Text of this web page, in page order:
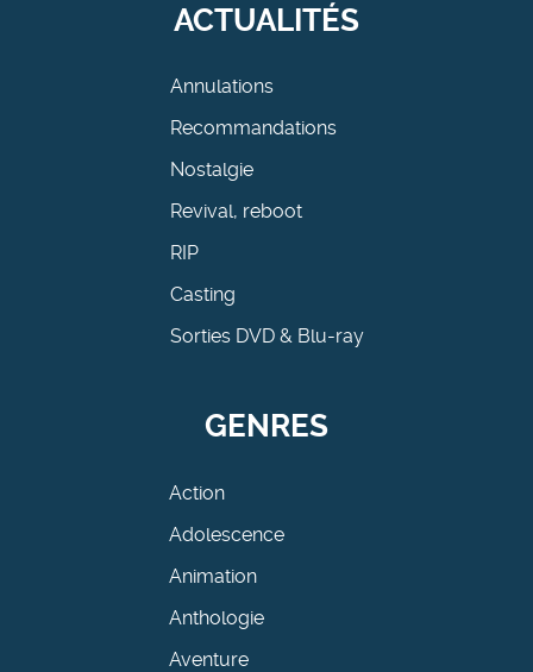
ACTUALITÉS
Annulations
Recommandations
Nostalgie
Revival, reboot
RIP
Casting
Sorties DVD & Blu-ray
GENRES
Action
Adolescence
Animation
Anthologie
Aventure